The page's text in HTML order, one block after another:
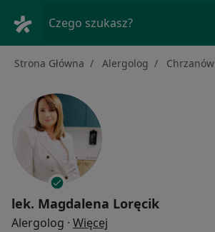
Czego szukasz?
Strona Główna Alergolog Chrzanów
lek. Magdalena Loręcik
Alergolog · Więcej